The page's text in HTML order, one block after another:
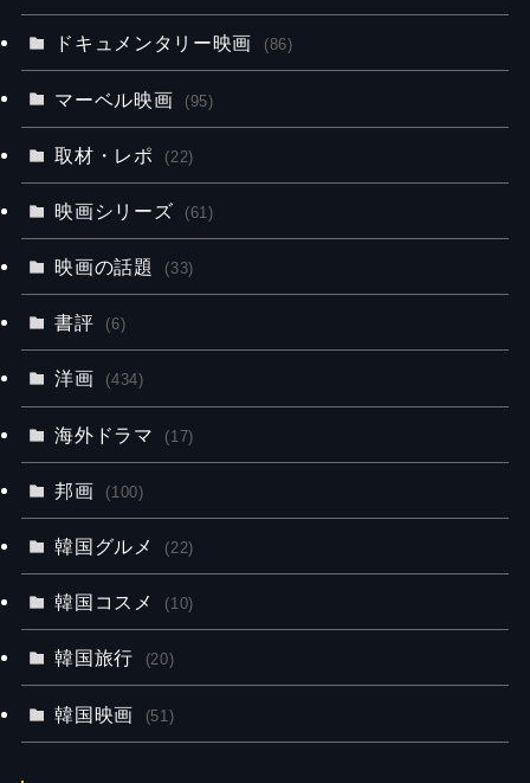
ドキュメンタリー映画 (86)
マーベル映画 (95)
取材・レポ (22)
映画シリーズ (61)
映画の話題 (33)
書評 (6)
洋画 (434)
海外ドラマ (17)
邦画 (100)
韓国グルメ (22)
韓国コスメ (10)
韓国旅行 (20)
韓国映画 (51)